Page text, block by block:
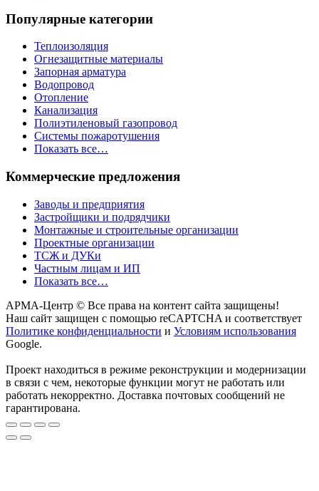
Популярные категории
Теплоизоляция
Огнезащитные материалы
Запорная арматура
Водопровод
Отопление
Канализация
Полиэтиленовый газопровод
Системы пожаротушения
Показать все…
Коммерческие предложения
Заводы и предприятия
Застройщики и подрядчики
Монтажные и строительные организации
Проектные организации
ТСЖ и ДУКи
Частным лицам и ИП
Показать все…
АРМА-Центр ©️ Все права на контент сайта защищены!
Наш сайт защищен с помощью reCAPTCHA и соответствует
Политике конфиденциальности и Условиям использования
Google.
Проект находиться в режиме реконструкции и модернизации
в связи с чем, некоторые функции могут не работать или
работать некорректно. Доставка почтовых сообщений не
гарантирована.